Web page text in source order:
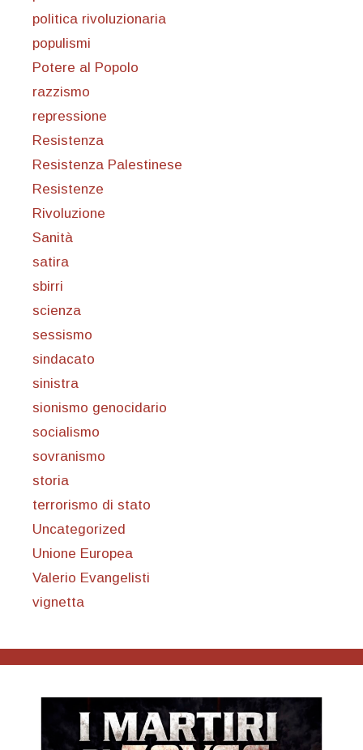
politica rivoluzionaria
populismi
Potere al Popolo
razzismo
repressione
Resistenza
Resistenza Palestinese
Resistenze
Rivoluzione
Sanità
satira
sbirri
scienza
sessismo
sindacato
sinistra
sionismo genocidario
socialismo
sovranismo
storia
terrorismo di stato
Uncategorized
Unione Europea
Valerio Evangelisti
vignetta